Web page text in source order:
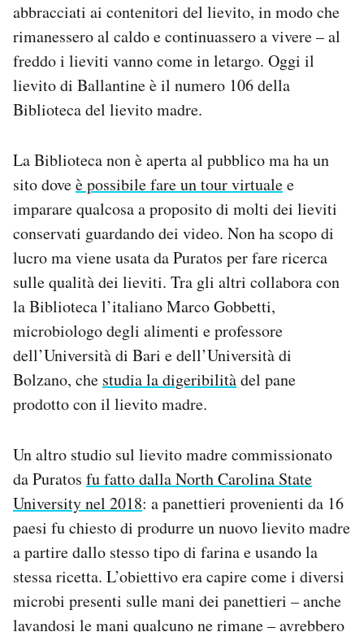
abbracciati ai contenitori del lievito, in modo che
rimanessero al caldo e continuassero a vivere – al
freddo i lieviti vanno come in letargo. Oggi il
lievito di Ballantine è il numero 106 della
Biblioteca del lievito madre.
La Biblioteca non è aperta al pubblico ma ha un
sito doveè possibile fare un tour virtualee
imparare qualcosa a proposito di molti dei lieviti
conservati guardando dei video. Non ha scopo di
lucro ma viene usata da Puratos per fare ricerca
sulle qualità dei lieviti. Tra gli altri collabora con
la Biblioteca l’italiano Marco Gobbetti,
microbiologo degli alimenti e professore
dell’Università di Bari e dell’Università di
Bolzano, che studia la digeribilitàdel pane
prodotto con il lievito madre.
Un altro studio sul lievito madre commissionato
da Puratos fu fatto dalla North Carolina State
University nel 2018: a panettieri provenienti da 16
paesi fu chiesto di produrre un nuovo lievito madre
a partire dallo stesso tipo di farina e usando la
stessa ricetta. L’obiettivo era capire come i diversi
microbi presenti sulle mani dei panettieri – anche
lavandosi le mani qualcuno ne rimane – avrebbero